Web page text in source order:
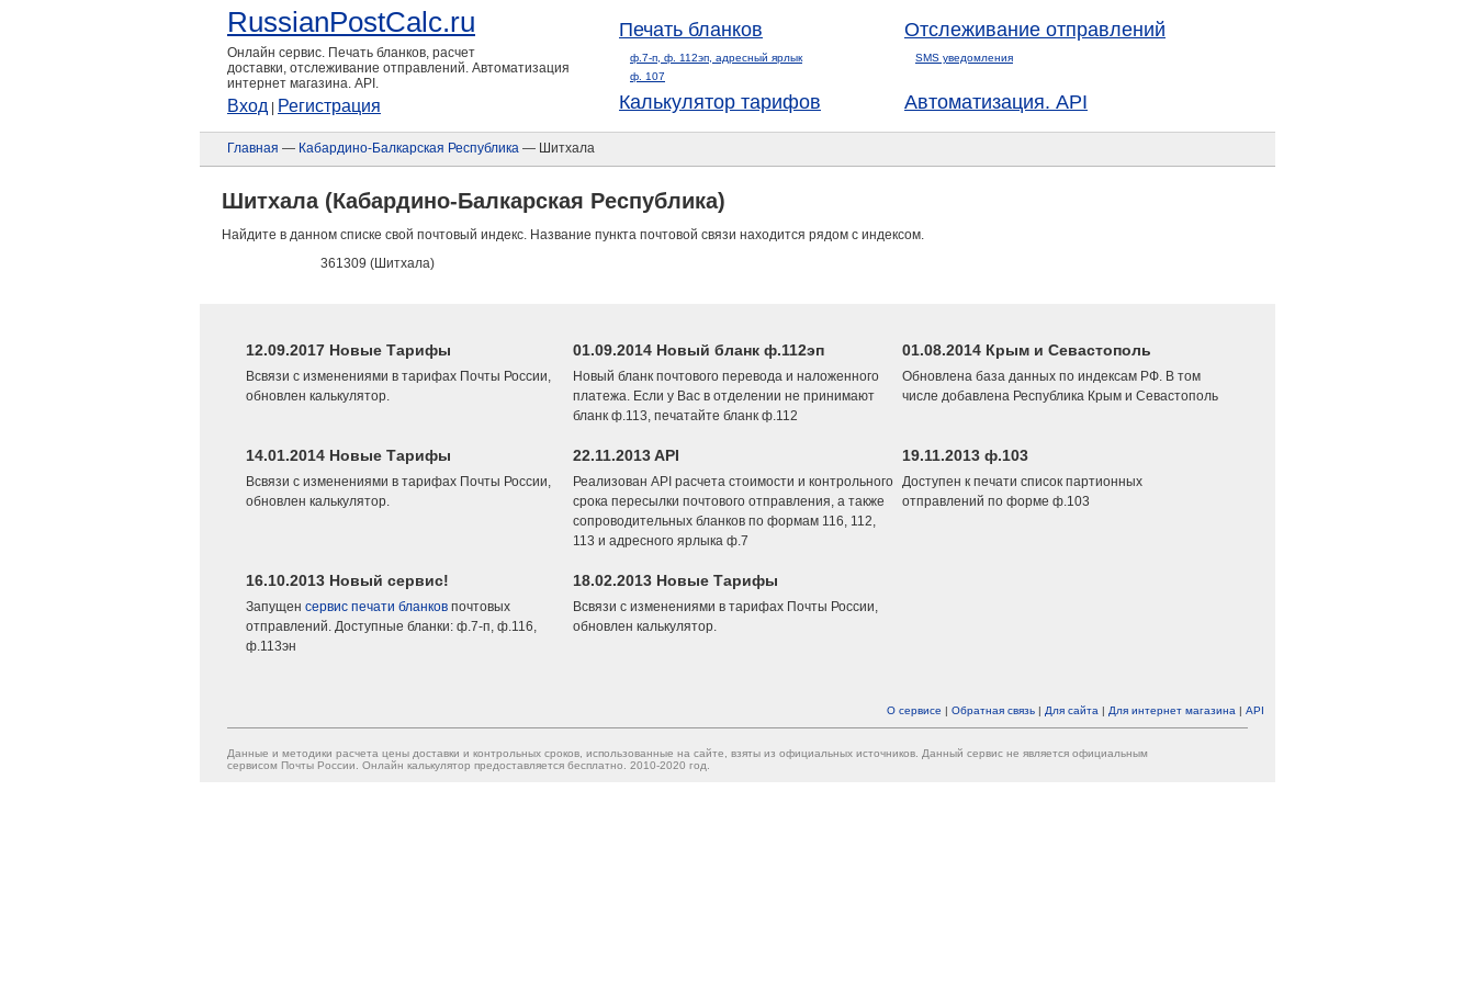
RussianPostCalc.ru
Онлайн сервис. Печать бланков, расчет
доставки, отслеживание отправлений. Автоматизация
интернет магазина. API.
Вход Регистрация
Печать бланков
ф.7-п, ф. 112эп, адресный ярлык
ф. 107
Отслеживание отправлений
SMS уведомления
Калькулятор тарифов Автоматизация. API
Главная — Кабардино-Балкарская Республика — Шитхала
Шитхала (Кабардино-Балкарская Республика)
Найдите в данном списке свой почтовый индекс. Название пункта почтовой связи находится рядом с индексом.
361309 (Шитхала)
12.09.2017 Новые Тарифы
Всвязи с изменениями в тарифах Почты России,
обновлен калькулятор.
01.09.2014 Новый бланк ф.112эп
Новый бланк почтового перевода и наложенного
платежа. Если у Вас в отделении не принимают
бланк ф.113, печатайте бланк ф.112
01.08.2014 Крым и Севастополь
Обновлена база данных по индексам РФ. В том
числе добавлена Республика Крым и Севастополь
14.01.2014 Новые Тарифы
Всвязи с изменениями в тарифах Почты России,
обновлен калькулятор.
22.11.2013 API
Реализован API расчета стоимости и контрольного
срока пересылки почтового отправления, а также
сопроводительных бланков по формам 116, 112,
113 и адресного ярлыка ф.7
19.11.2013 ф.103
Доступен к печати список партионных
отправлений по форме ф.103
16.10.2013 Новый сервис!
Запущен сервис печати бланков почтовых
отправлений. Доступные бланки: ф.7-п, ф.116,
ф.113эн
18.02.2013 Новые Тарифы
Всвязи с изменениями в тарифах Почты России,
обновлен калькулятор.
О сервисе | Обратная связь | Для сайта | Для интернет магазина | API
Данные и методики расчета цены доставки и контрольных сроков, использованные на сайте, взяты из официальных источников. Данный сервис не является официальным
сервисом Почты России. Онлайн калькулятор предоставляется бесплатно. 2010-2020 год.